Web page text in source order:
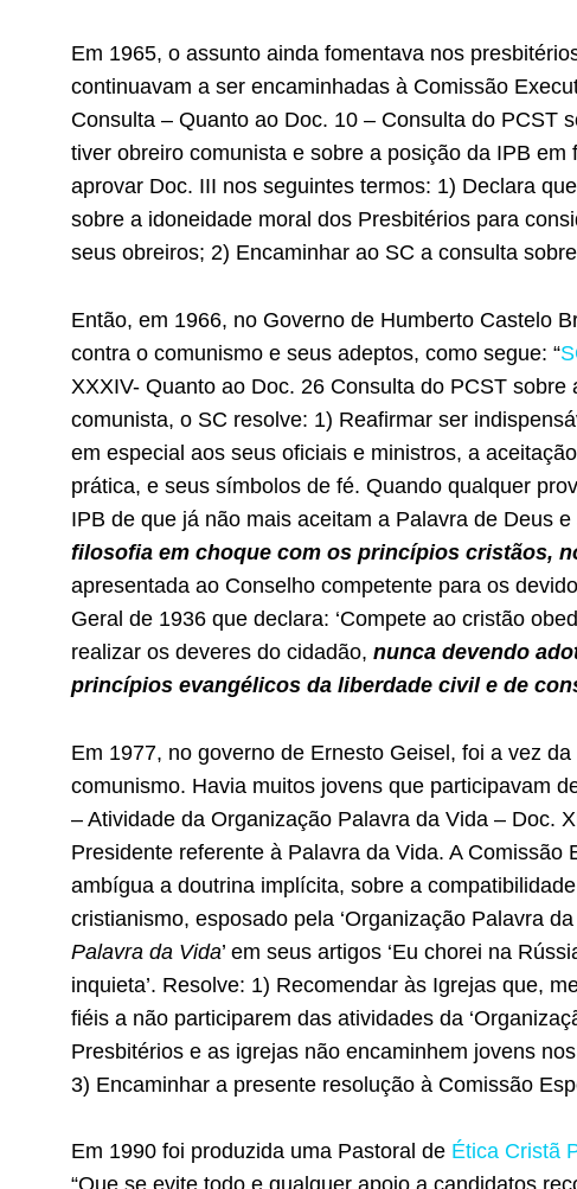
Em 1965, o assunto ainda fomentava nos
continuavam a ser encaminhadas à Comissão
Consulta – Quanto ao Doc. 10 – Consulta do PCST
tiver obreiro comunista e sobre a posição da IPB
aprovar Doc. III nos seguintes termos: 1) Declara
sobre a idoneidade moral dos Presbitérios para
seus obreiros; 2) Encaminhar ao SC a consulta
Então, em 1966, no Governo de Humberto Castelo
contra o comunismo e seus adeptos, como segue: “
XXXIV- Quanto ao Doc. 26 Consulta do PCST
comunista, o SC resolve: 1) Reafirmar ser
em especial aos seus oficiais e ministros, a
prática, e seus símbolos de fé. Quando qualquer
IPB de que já não mais aceitam a Palavra de Deus
filosofia em choque com os princípios cristãos,
apresentada ao Conselho competente para os
Geral de 1936 que declara: ‘Compete ao cristão
realizar os deveres do cidadão, nunca devendo
princípios evangélicos da liberdade civil e de
Em 1977, no governo de Ernesto Geisel, foi a vez
comunismo. Havia muitos jovens que participavam
– Atividade da Organização Palavra da Vida – Doc.
Presidente referente à Palavra da Vida. A
ambígua a doutrina implícita, sobre a
cristianismo, esposado pela ‘Organização Palavra
Palavra da Vida’ em seus artigos ‘Eu chorei na
inquieta’. Resolve: 1) Recomendar às Igrejas que,
fiéis a não participarem das atividades da
Presbitérios e as igrejas não encaminhem jovens
3) Encaminhar a presente resolução à Comissão
Em 1990 foi produzida uma Pastoral de Ética Cristã